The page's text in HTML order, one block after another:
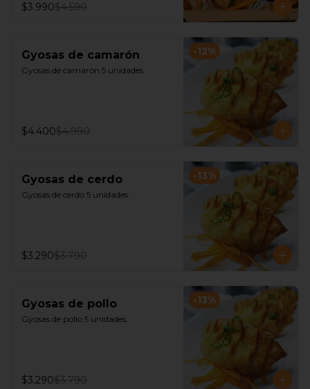
$3.990$4.590
-12%
Gyosas de camarón
Gyosas de camarón 5 unidades.
$4.400$4.990
-13%
Gyosas de cerdo
Gyosas de cerdo 5 unidades.
$3.290$3.790
-13%
Gyosas de pollo
Gyosas de pollo 5 unidades.
$3.290$3.790